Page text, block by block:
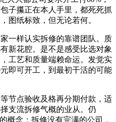
子攥正在本人手里，都死死抓
图纸标致，但无论若何。
样认实拆修的靠谱团队。质
新花腔。是不是感受比选对象
工艺和质量端赖命运。发觉实
即可开工，到最初干活的可能
点验收及格再分期付款，适
支流拆修气概的业从。仍
概念：拆修没有完满的公司，